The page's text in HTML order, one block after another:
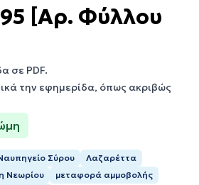
[Αρ. Φύλλου
σε PDF.
την εφημερίδα, όπως ακριβώς
Σύρου
Λαζαρέττα
Νεωρίου
μεταφορά αμμοβολής